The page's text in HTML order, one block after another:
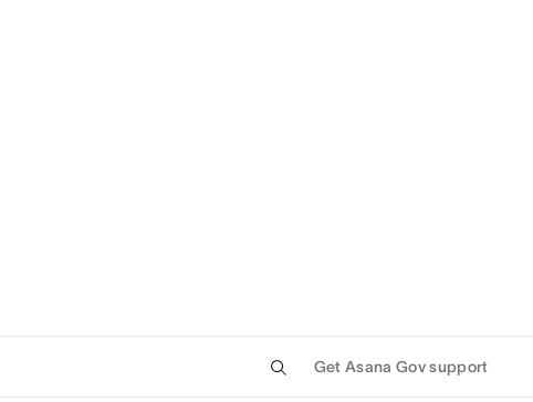
Get Asana Gov support